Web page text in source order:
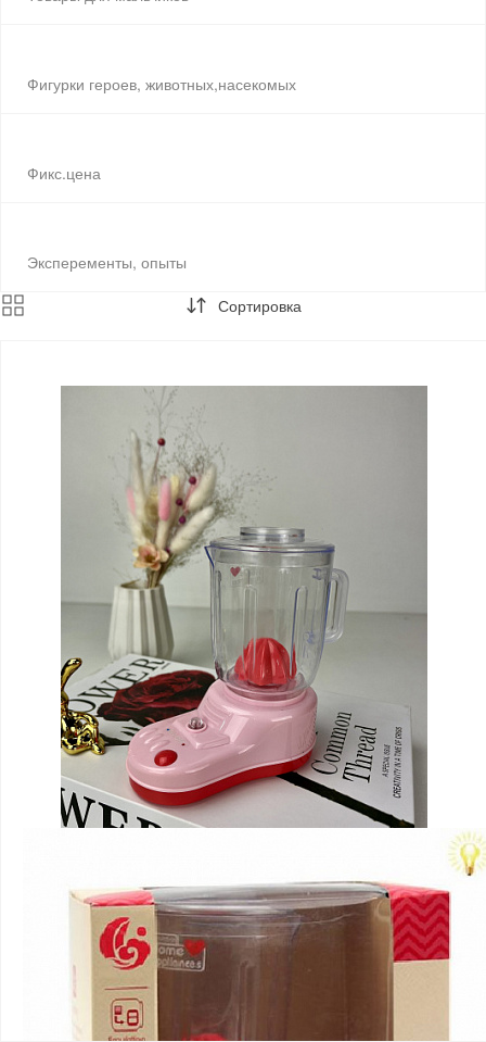
Фигурки героев, животных,насекомых
Фикс.цена
Эксперементы, опыты
Сортировка